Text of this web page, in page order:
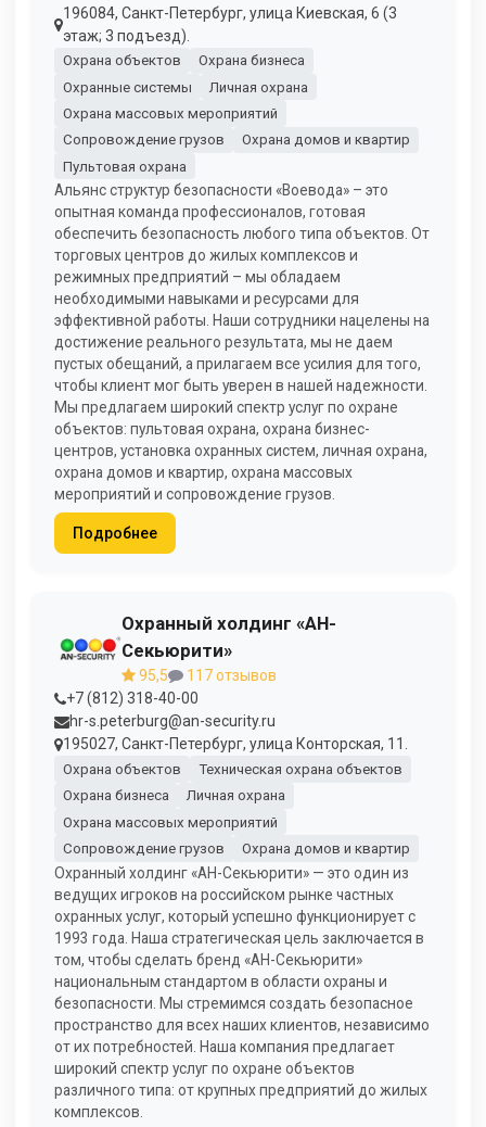
196084, Санкт-Петербург, улица Киевская, 6 (3
этаж; 3 подъезд).
Охрана объектов
Охрана бизнеса
Охранные системы
Личная охрана
Охрана массовых мероприятий
Сопровождение грузов
Охрана домов и квартир
Пультовая охрана
Альянс структур безопасности «Воевода» – это
опытная команда профессионалов, готовая
обеспечить безопасность любого типа объектов. От
торговых центров до жилых комплексов и
режимных предприятий – мы обладаем
необходимыми навыками и ресурсами для
эффективной работы. Наши сотрудники нацелены на
достижение реального результата, мы не даем
пустых обещаний, а прилагаем все усилия для того,
чтобы клиент мог быть уверен в нашей надежности.
Мы предлагаем широкий спектр услуг по охране
объектов: пультовая охрана, охрана бизнес-
центров, установка охранных систем, личная охрана,
охрана домов и квартир, охрана массовых
мероприятий и сопровождение грузов.
Подробнее
Охранный холдинг «АН-
Секьюрити»
95,5
117 отзывов
+7 (812) 318-40-00
hr-s.peterburg@an-security.ru
195027, Санкт-Петербург, улица Конторская, 11.
Охрана объектов
Техническая охрана объектов
Охрана бизнеса
Личная охрана
Охрана массовых мероприятий
Сопровождение грузов
Охрана домов и квартир
Охранный холдинг «АН-Секьюрити» — это один из
ведущих игроков на российском рынке частных
охранных услуг, который успешно функционирует с
1993 года. Наша стратегическая цель заключается в
том, чтобы сделать бренд «АН-Секьюрити»
национальным стандартом в области охраны и
безопасности. Мы стремимся создать безопасное
пространство для всех наших клиентов, независимо
от их потребностей. Наша компания предлагает
широкий спектр услуг по охране объектов
различного типа: от крупных предприятий до жилых
комплексов.